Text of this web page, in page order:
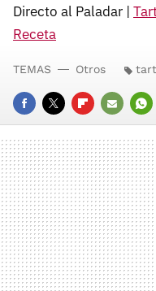
Directo al Paladar |
Receta
FACEBOOK
TWITTERFLIPBOARD
E-
MAIL
TEMAS Otros